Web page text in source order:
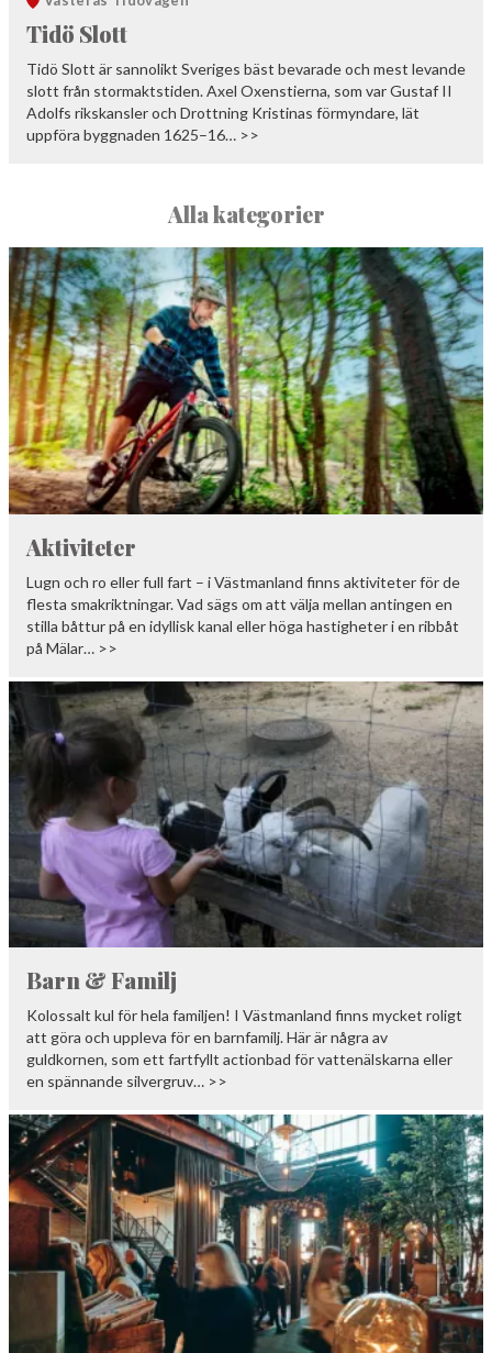
Tidö Slott
Tidö Slott är sannolikt Sveriges bäst bevarade och mest levande
slott från stormaktstiden. Axel Oxenstierna, som var Gustaf II
Adolfs rikskansler och Drottning Kristinas förmyndare, lät
uppföra byggnaden 1625–16… >>
Alla kategorier
Aktiviteter
Lugn och ro eller full fart – i Västmanland finns aktiviteter för de
flesta smakriktningar. Vad sägs om att välja mellan antingen en
stilla båttur på en idyllisk kanal eller höga hastigheter i en ribbåt
på Mälar… >>
Barn & Familj
Kolossalt kul för hela familjen! I Västmanland finns mycket roligt
att göra och uppleva för en barnfamilj. Här är några av
guldkornen, som ett fartfyllt actionbad för vattenälskarna eller
en spännande silvergruv… >>